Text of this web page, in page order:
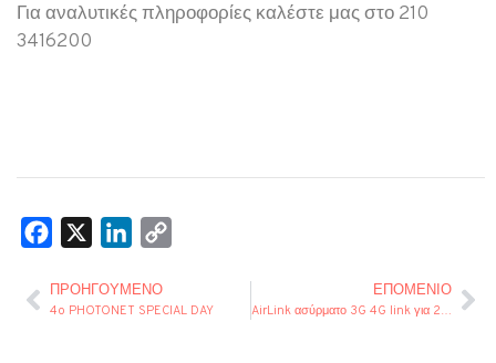
Για αναλυτικές πληροφορίες καλέστε μας στο 210
3416200
Facebook LinkedIn
ΠΡΟΗΓΟΎΜΕΝΟ
4o PHOTONET SPECIAL DAY
ΕΠΌΜΕΝΙΟ
AirLink ασύρματο 3G 4G link για 2 Κάμερες